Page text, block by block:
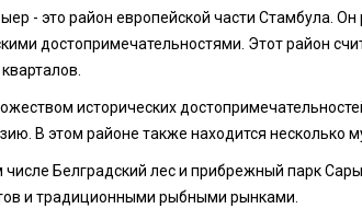
- это район европейской части Стамбула.
достопримечательностями. Этот район
исторических
В этом районе также находится несколько
Белградский лес и прибрежный парк
и традиционными рыбными рынками.